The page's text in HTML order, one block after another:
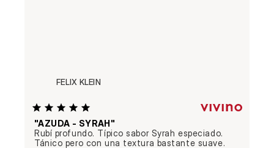
FELIX KLEIN
"AZUDA - SYRAH"
Rubí profundo. Típico sabor Syrah especiado.
Tánico pero con una textura bastante suave.